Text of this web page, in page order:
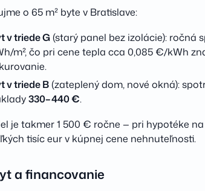
o 65 m² byte v Bratislave:
v triede G(starý panel bez izolácie): ročná
m², čo pri cene tepla cca 0,085 €/kWh
v triede B(zateplený dom, nové okná):
330–440 €.
je takmer 1 500 € ročne — pri hypotéke
tisíc eur v kúpnej cene nehnuteľnosti.
a financovanie